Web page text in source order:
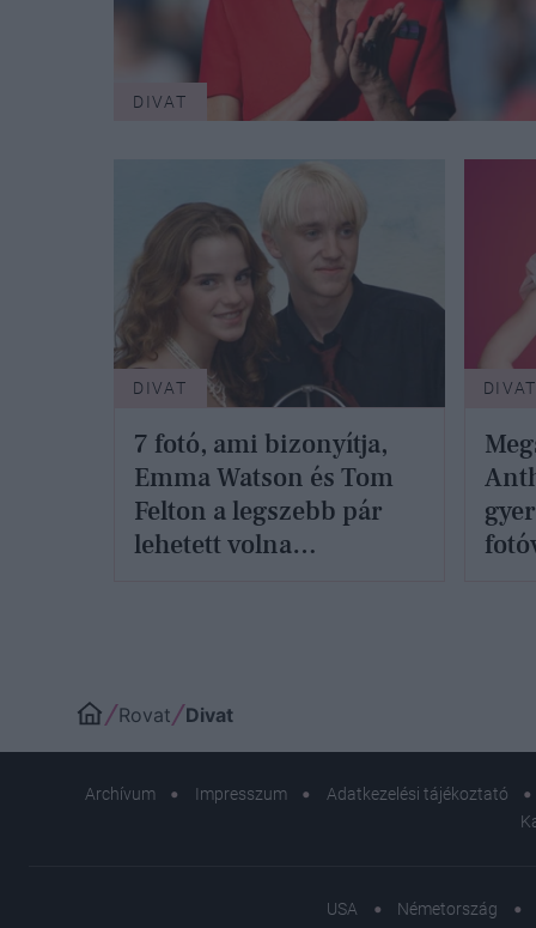
DIVAT
DIVAT
7 fotó, ami bizonyítja,
Emma Watson és Tom
Felton a legszebb pár
lehetett volna
DIVAT
Rovat Divat
Archívum Impresszum Adatkezelési tájékoztató
USA Németország